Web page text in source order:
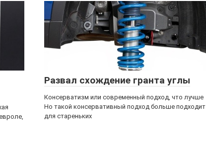
Развал схождение гранта углы
Консерватизм или современный подход, что лучше
Но такой консервативный подход больше подходит
для стареньких